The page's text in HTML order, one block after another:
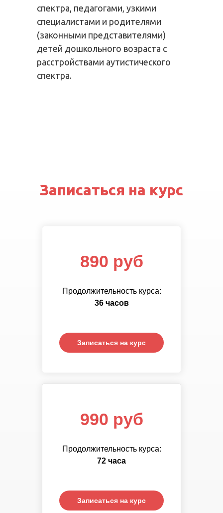
спектра, педагогами, узкими
специалистами и родителями
(законными представителями)
детей дошкольного возраста с
расстройствами аутистического
спектра.
Записаться на курс
Продолжительность курса:72
часа
890 руб
Записаться на курс
Записаться на курс
Продолжительность курса:108
часов
1 390 руб
Записаться на курс
Продолжительность курса:
36 часов
890 руб
Записаться на курс
Записаться на курс
Продолжительность курса:
72 часа
990 руб